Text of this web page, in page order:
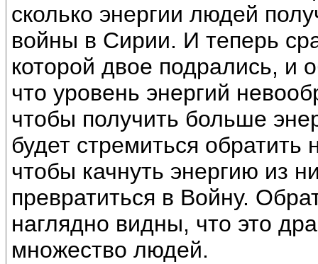
сколько энергии людей
войны в Сирии. И теперь
которой двое подрались, и
что уровень энергий
чтобы получить больше
будет стремиться
чтобы качнуть энергию из
превратиться в Войну.
наглядно видны, что это
множество людей.